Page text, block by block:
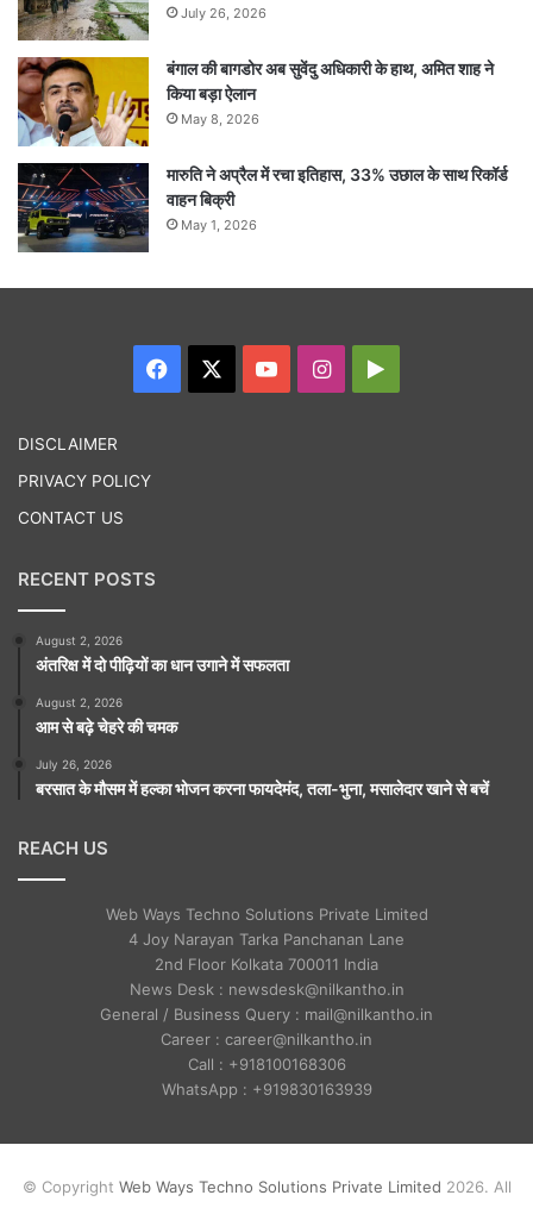
July 26, 2026
बंगाल की बागडोर अब सुवेंदु अधिकारी के हाथ, अमित शाह ने
किया बड़ा ऐलान
May 8, 2026
मारुति ने अप्रैल में रचा इतिहास, 33% उछाल के साथ रिकॉर्ड
वाहन बिक्री
May 1, 2026
Facebook YouTubeInstagram
DISCLAIMER
PRIVACY POLICY
CONTACT US
RECENT POSTS
August 2, 2026
अंतरिक्ष में दो पीढ़ियों का धान उगाने में सफलता
August 2, 2026
आम से बढ़े चेहरे की चमक
July 26, 2026
बरसात के मौसम में हल्का भोजन करना फायदेमंद, तला-भुना, मसालेदार खाने से बचें
REACH US
Web Ways Techno Solutions Private Limited
4 Joy Narayan Tarka Panchanan Lane
2nd Floor Kolkata 700011 India
News Desk : newsdesk@nilkantho.in
General / Business Query : mail@nilkantho.in
Career : career@nilkantho.in
Call : +918100168306
WhatsApp : +919830163939
© Copyright Web Ways Techno Solutions Private Limited 2026. All